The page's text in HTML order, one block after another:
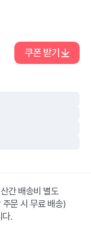
쿠폰 받기
간 배송비 별도
문 시 무료 배송)
다.